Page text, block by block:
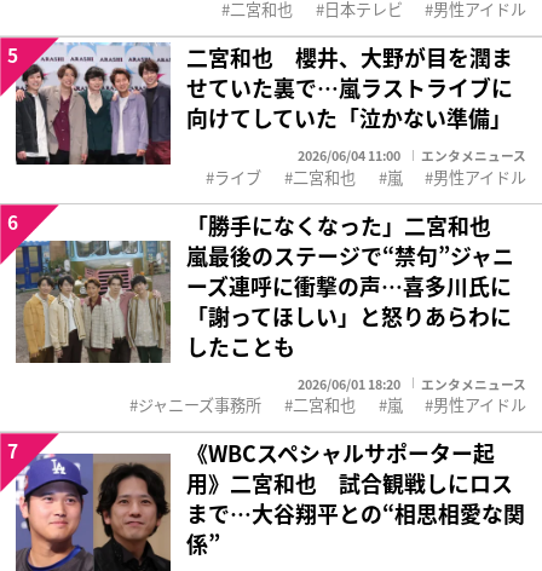
二宮和也 日本テレビ 男性アイドル
二宮和也 櫻井、大野が目を潤ま
せていた裏で…嵐ラストライブに
向けてしていた「泣かない準備」
2026/06/04 11:00 エンタメニュース
5
ライブ 二宮和也 嵐 男性アイドル
「勝手になくなった」二宮和也
嵐最後のステージで“禁句”ジャニ
ーズ連呼に衝撃の声…喜多川氏に
「謝ってほしい」と怒りあらわに
したことも
2026/06/01 18:20 エンタメニュース
6
ジャニーズ事務所 二宮和也 嵐 男性アイドル
《WBCスペシャルサポーター起
用》二宮和也 試合観戦しにロス
まで…大谷翔平との“相思相愛な関
係”
7